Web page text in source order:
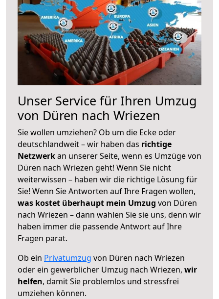
Unser Service für Ihren Umzug
von Düren nach Wriezen
Sie wollen umziehen? Ob um die Ecke oder
deutschlandweit – wir haben das richtige
Netzwerkan unserer Seite, wenn es Umzüge von
Düren nach Wriezen geht! Wenn Sie nicht
weiterwissen – haben wir die richtige Lösung für
Sie! Wenn Sie Antworten auf Ihre Fragen wollen,
was kostet überhaupt mein Umzug von Düren
nach Wriezen – dann wählen Sie sie uns, denn wir
haben immer die passende Antwort auf Ihre
Fragen parat.
Ob ein Privatumzug von Düren nach Wriezen
oder ein gewerblicher Umzug nach Wriezen, wir
helfen, damit Sie problemlos und stressfrei
umziehen können.